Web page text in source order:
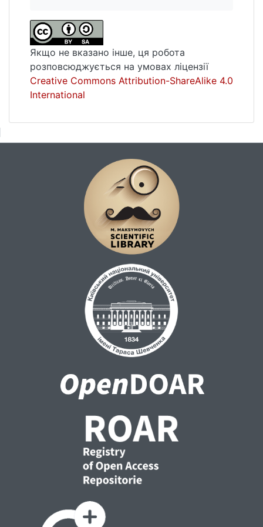
зафіксовано один випадок негативного
моделювання у формі шаржу, що, імовірно,
був спричинений творчим стилем авторів,
а не ставленням до режисера.
Якщо не вказано інше, ця робота
розповсюджується на умовах ліцензії
Creative Commons Attribution-ShareAlike 4.0
International